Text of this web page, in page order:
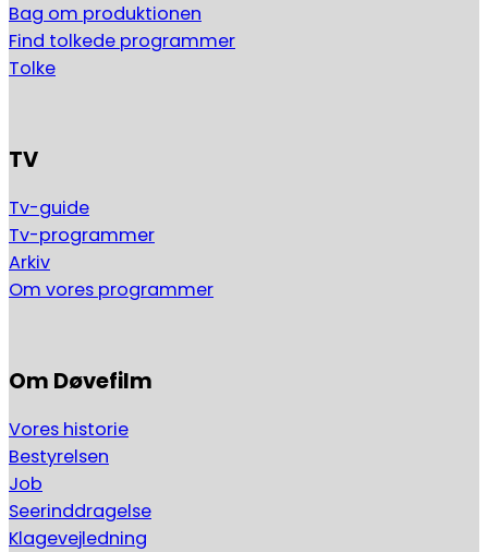
Bag om produktionen
Find tolkede programmer
Tolke
TV
Tv-guide
Tv-programmer
Arkiv
Om vores programmer
Om Døvefilm
Vores historie
Bestyrelsen
Job
Seerinddragelse
Klagevejledning